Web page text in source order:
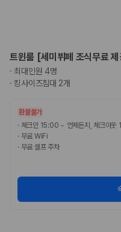
Q. 제주렌트카 가격비교는 카
A. 대여일, 반납일, 인수 지역을
Q. 제주공항 근처 렌트카도 비
Q. 제주 렌트카 가격비교 시
Q. 가족 여행에는 어떤 제주
제주도 렌트카 실시간 최
제주 렌트카 예약
트윈룸 [세미뷔페 조식무료
· 최대인원 4명
·킹사이즈침대 2개
환불불가
· 체크인 15:00 ~ 언제든지, 체크아웃
· 무료 WiFi
· 무료 셀프 주차